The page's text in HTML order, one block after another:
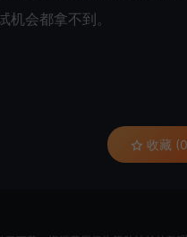
机会都拿不到。
收藏